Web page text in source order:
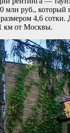
млн руб., который
4,6 сотки.
км от Москвы.